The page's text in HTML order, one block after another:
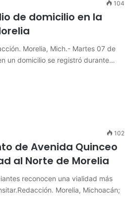
104
de domicilio en la
Morelia, Mich.- Martes 07 de
un domicilio se registró durante…
102
de Avenida Quinceo
al Norte de Morelia
reconocen una vialidad más
Morelia, Michoacán;